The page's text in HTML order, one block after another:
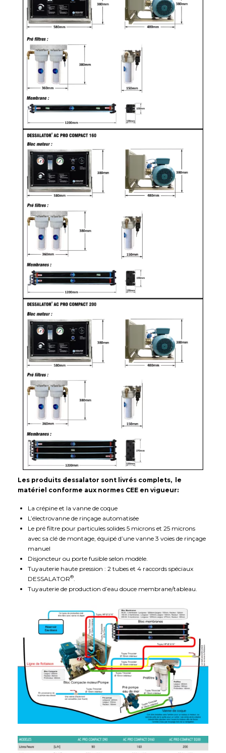
Les produits dessalator sont livrés complets, le
matériel conforme aux normes CEE en vigueur:
La crépine et la vanne de coque
L’électrovanne de rinçage automatisée
Le pré filtre pour particules solides 5 microns et 25 microns
avec sa clé de montage, équipé d’une vanne 3 voies de rinçage
manuel
Disjoncteur ou porte fusible selon modèle.
Tuyauterie haute pression : 2 tubes et 4 raccords spéciaux
DESSALATOR®.
Tuyauterie de production d’eau douce membrane/tableau.
Schéma de principe AC PRO COMPACT D90 à D200